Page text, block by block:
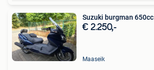
Suzuki burgman 650cc
€ 2.250,-
Maaseik